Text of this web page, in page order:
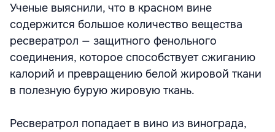
Ученые выяснили, что в красном вине
содержится большое количество вещества
ресвератрол — защитного фенольного
соединения, которое способствует сжиганию
калорий и превращению белой жировой ткани
в полезную бурую жировую ткань.
Ресвератрол попадает в вино из винограда,